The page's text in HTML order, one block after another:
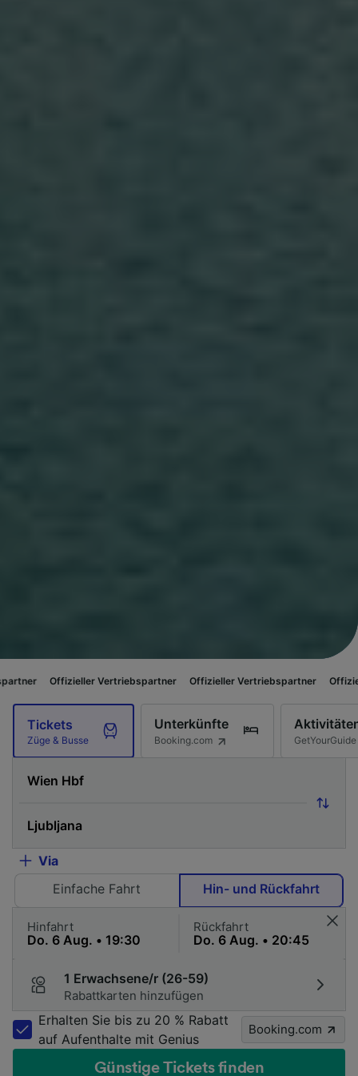
Vertriebspartner Offizieller Vertriebspartner Offizieller
Tickets
Züge & Busse
Unterkünfte
Booking.com GetYourGuide
Via
Einfache Fahrt
Hin- und Rückfahrt
Hinfahrt Rückfahrt
1 Erwachsene/r (26-59)
Rabattkarten hinzufügen
Erhalten Sie bis zu 20 % Rabatt
auf Aufenthalte mit Genius
Booking.com
Günstige Tickets finden